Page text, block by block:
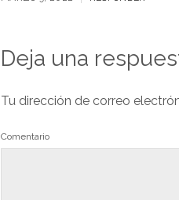
Deja una
Tu dirección de correo
Comentario